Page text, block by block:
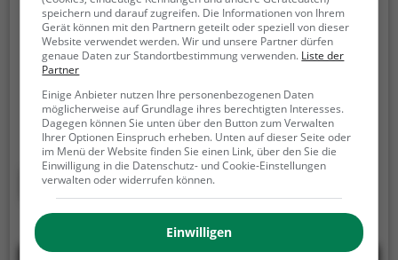
Bergtierpark Fürth-Erlenbach
Werner-Krauß-Straße, 64658 Fürth
Der Bergtierpark Erlenbach ist ein von der
hessischen Gemeinde Fürth geführter Zoo. Der Park
befindet sich in Erlenbach, einem Ortsteil von Fürth,
und wurde im Jahr 1960 gegründet. In dem Park sind
mehr als 200 Tiere zu Hause. Der Rundweg durch
den Park ist etwa 1 km lang.
Mehr erfahren
speichern und darauf zugreifen. Die Informationen von Ihrem
Gerät können mit den Partnern geteilt oder speziell von dieser
Website verwendet werden. Wir und unsere Partner dürfen
genaue Daten zur Standortbestimmung verwenden. Liste der
Partner
Einige Anbieter nutzen Ihre personenbezogenen Daten
möglicherweise auf Grundlage ihres berechtigten Interesses.
Dagegen können Sie unten über den Button zum Verwalten
Ihrer Optionen Einspruch erheben. Unten auf dieser Seite oder
im Menü der Website finden Sie einen Link, über den Sie die
Einwilligung in die Datenschutz- und Cookie-Einstellungen
verwalten oder widerrufen können.
Einwilligen